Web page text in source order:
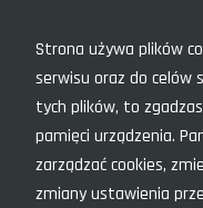
Strona używa plików
serwisu oraz do celów
tych plików, to
pamięci urządzenia.
zarządzać cookies,
zmiany ustawienia